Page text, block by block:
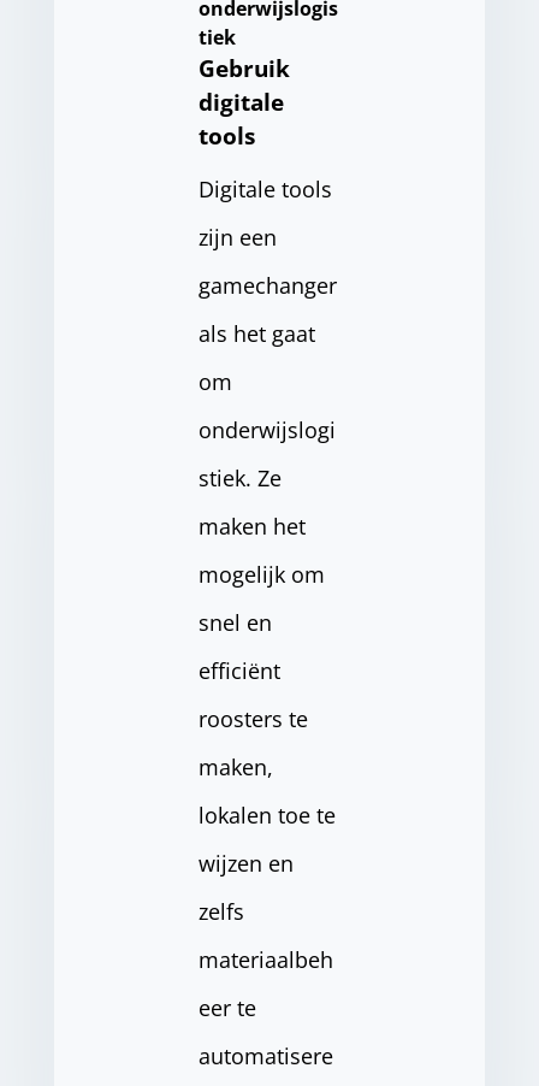
onderwijslogis
tiek
Gebruik
digitale
tools
Digitale tools
zijn een
gamechanger
als het gaat
om
onderwijslogi
stiek. Ze
maken het
mogelijk om
snel en
efficiënt
roosters te
maken,
lokalen toe te
wijzen en
zelfs
materiaalbeh
eer te
automatisere